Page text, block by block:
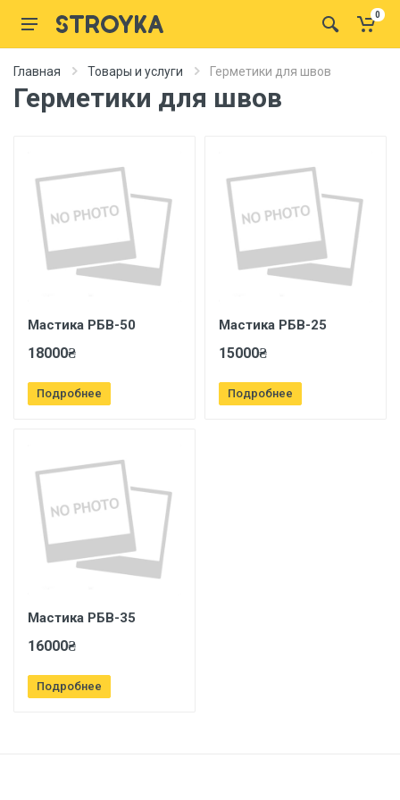
0
Главная Товары и услуги Герметики для швов
Герметики для швов
Мастика РБВ-50
18000₴
Подробнее
Мастика РБВ-25
15000₴
Подробнее
Мастика РБВ-35
16000₴
Подробнее